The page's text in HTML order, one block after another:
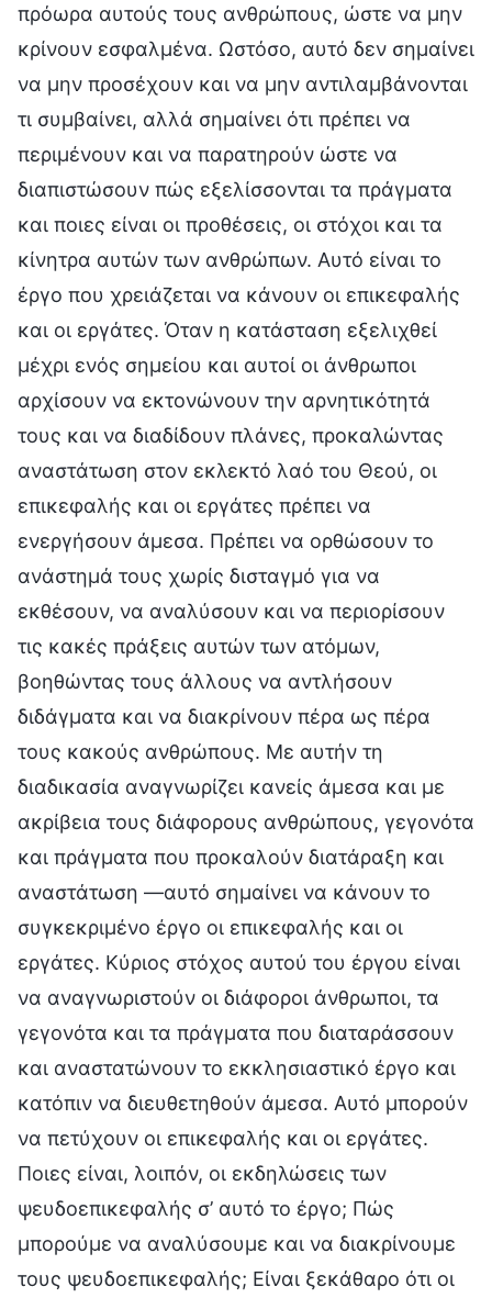
πρόωρα αυτούς τους ανθρώπους, ώστε να μην
κρίνουν εσφαλμένα. Ωστόσο, αυτό δεν σημαίνει
να μην προσέχουν και να μην αντιλαμβάνονται
τι συμβαίνει, αλλά σημαίνει ότι πρέπει να
περιμένουν και να παρατηρούν ώστε να
διαπιστώσουν πώς εξελίσσονται τα πράγματα
και ποιες είναι οι προθέσεις, οι στόχοι και τα
κίνητρα αυτών των ανθρώπων. Αυτό είναι το
έργο που χρειάζεται να κάνουν οι επικεφαλής
και οι εργάτες. Όταν η κατάσταση εξελιχθεί
μέχρι ενός σημείου και αυτοί οι άνθρωποι
αρχίσουν να εκτονώνουν την αρνητικότητά
τους και να διαδίδουν πλάνες, προκαλώντας
αναστάτωση στον εκλεκτό λαό του Θεού, οι
επικεφαλής και οι εργάτες πρέπει να
ενεργήσουν άμεσα. Πρέπει να ορθώσουν το
ανάστημά τους χωρίς δισταγμό για να
εκθέσουν, να αναλύσουν και να περιορίσουν
τις κακές πράξεις αυτών των ατόμων,
βοηθώντας τους άλλους να αντλήσουν
διδάγματα και να διακρίνουν πέρα ως πέρα
τους κακούς ανθρώπους. Με αυτήν τη
διαδικασία αναγνωρίζει κανείς άμεσα και με
ακρίβεια τους διάφορους ανθρώπους, γεγονότα
και πράγματα που προκαλούν διατάραξη και
αναστάτωση —αυτό σημαίνει να κάνουν το
συγκεκριμένο έργο οι επικεφαλής και οι
εργάτες. Κύριος στόχος αυτού του έργου είναι
να αναγνωριστούν οι διάφοροι άνθρωποι, τα
γεγονότα και τα πράγματα που διαταράσσουν
και αναστατώνουν το εκκλησιαστικό έργο και
κατόπιν να διευθετηθούν άμεσα. Αυτό μπορούν
να πετύχουν οι επικεφαλής και οι εργάτες.
Ποιες είναι, λοιπόν, οι εκδηλώσεις των
ψευδοεπικεφαλής σ’ αυτό το έργο; Πώς
μπορούμε να αναλύσουμε και να διακρίνουμε
τους ψευδοεπικεφαλής; Είναι ξεκάθαρο ότι οι